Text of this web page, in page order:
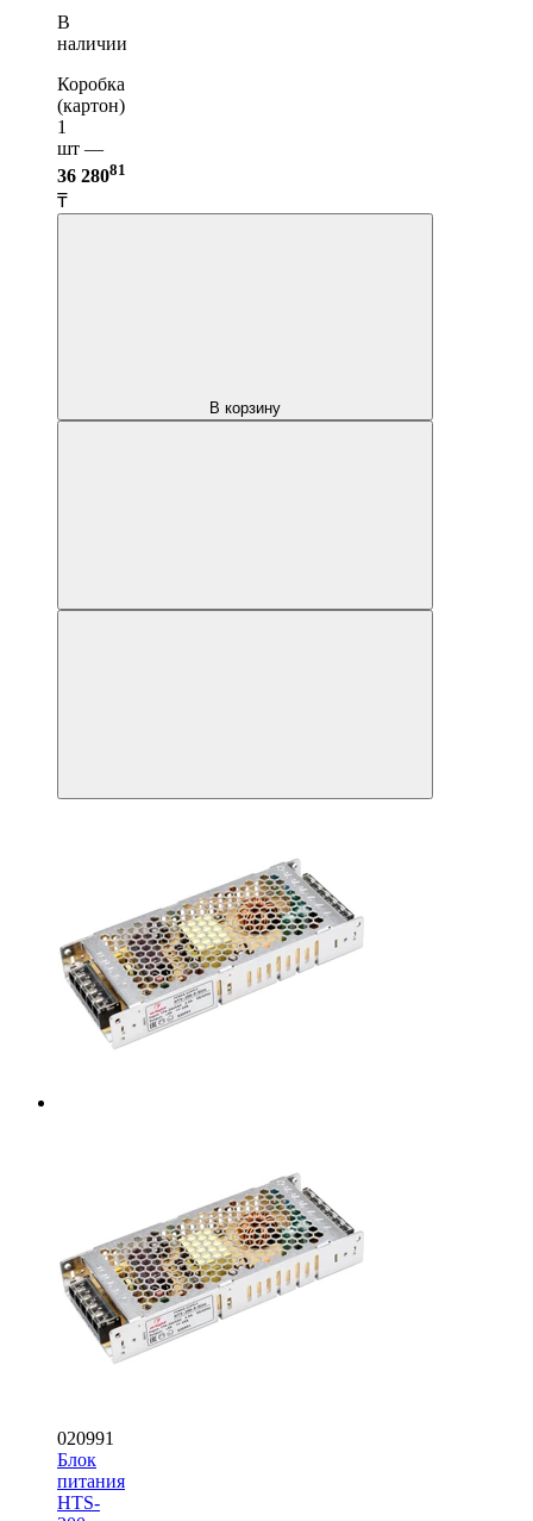
В
наличии
Коробка
(картон)
1
шт —
36 28081
₸
В корзину
020991
Блок
питания
HTS-